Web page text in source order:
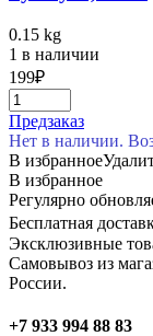
0.15 kg
1 в наличии
199₽
Предзаказ
Нет в наличии.
В избранное
В избранное
Регулярно
Бесплатная
Эксклюзивные
Самовывоз из
России.
+7 933 994 88 83